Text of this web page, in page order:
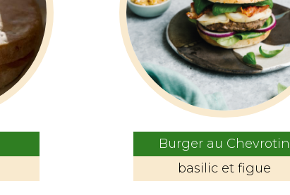
Burger au Chevrotin
basilic et figue